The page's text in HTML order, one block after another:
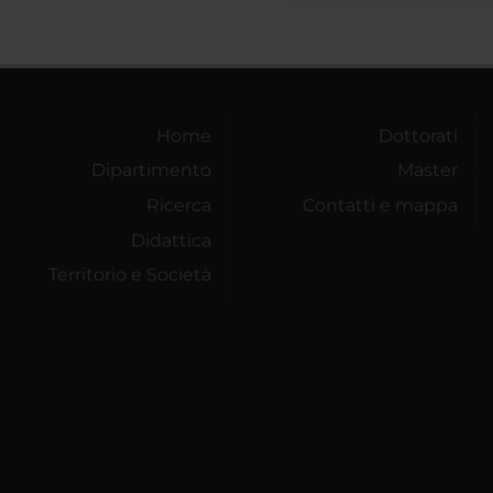
Home
Dipartimento
Ricerca
Didattica
Territorio e Società
Dottorati
Master
Contatti e mappa